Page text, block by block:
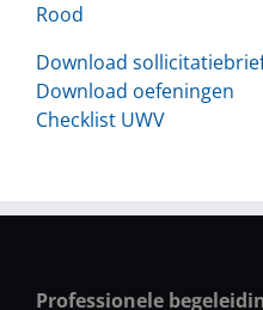
Rood
Download
Download oefeningen
Checklist UWV
Professionele